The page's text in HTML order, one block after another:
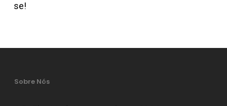
se!
Sobre Nós